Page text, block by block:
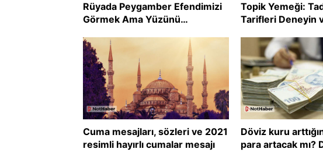
Rüyada Peygamber Efendimizi
Görmek Ama Yüzünü
Topik Yemeği:
Tarifleri Deneyin
Cuma mesajları, sözleri ve 2021
resimli hayırlı cumalar mesajı
Döviz kuru
para artacak mı?